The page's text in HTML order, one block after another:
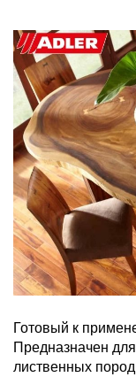
Готовый к
Предназначен
лиственных пород